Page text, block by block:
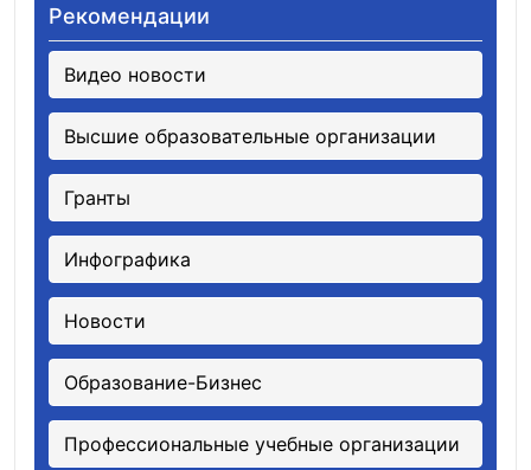
Рекомендации
Видео новости
Высшие образовательные организации
Гранты
Инфографика
Новости
Образование-Бизнес
Профессиональные учебные организации